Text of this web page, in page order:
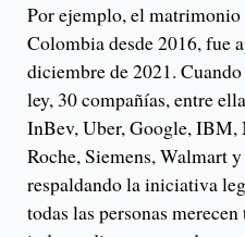
Por ejemplo, el
Colombia desde 2016, fue
diciembre de 2021.
ley, 30 compañías, entre
InBev, Uber, Google,
Roche, Siemens, Walmart
respaldando la iniciativa
todas las personas